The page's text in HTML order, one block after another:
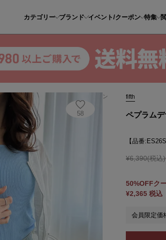
カテゴリー ブランド イベント/クーポン 特集
ムデザインバルーンスリーブZIPブルゾン
58
fifth
ペプラム
【品番
¥6,390(税込)
50%OFFク
¥2,365 税込
会員限定価